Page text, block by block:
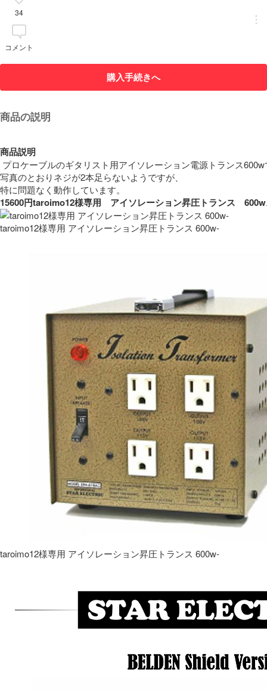
34
コメント
購入手続きへ
商品の説明
商品説明
プロケーブルのギタリスト用アイソレーション電源トランス
写真のとおりネジが2本足らないようですが、
15600円taroimo12様専用　アイソレーション昇圧トランス　
taroimo12様専用 アイソレーション昇圧トランス 600w-
taroimo12様専用 アイソレーション昇圧トランス 600w-